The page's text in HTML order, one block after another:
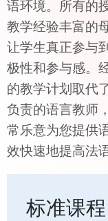
语环境。所有的
教学经验丰富的
让学生真正参与
极性和参与感。
的教学计划取代
负责的语言教师
常乐意为您提供
效快速地提高法
标准课程